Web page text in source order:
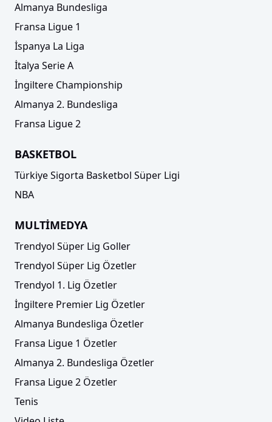
Almanya Bundesliga
Fransa Ligue 1
İspanya La Liga
İtalya Serie A
İngiltere Championship
Almanya 2. Bundesliga
Fransa Ligue 2
BASKETBOL
Türkiye Sigorta Basketbol Süper Ligi
NBA
MULTİMEDYA
Trendyol Süper Lig Goller
Trendyol Süper Lig Özetler
Trendyol 1. Lig Özetler
İngiltere Premier Lig Özetler
Almanya Bundesliga Özetler
Fransa Ligue 1 Özetler
Almanya 2. Bundesliga Özetler
Fransa Ligue 2 Özetler
Tenis